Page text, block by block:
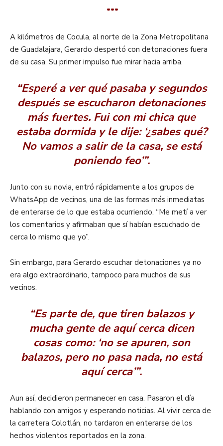
***
A kilómetros de Cocula, al norte de la Zona Metropolitana
de Guadalajara, Gerardo despertó con detonaciones fuera
de su casa. Su primer impulso fue mirar hacia arriba.
“Esperé a ver qué pasaba y segundos
después se escucharon detonaciones
más fuertes. Fui con mi chica que
estaba dormida y le dije: ‘¿sabes qué?
No vamos a salir de la casa, se está
poniendo feo’”.
Junto con su novia, entró rápidamente a los grupos de
WhatsApp de vecinos, una de las formas más inmediatas
de enterarse de lo que estaba ocurriendo. “Me metí a ver
los comentarios y afirmaban que sí habían escuchado de
cerca lo mismo que yo”.
Sin embargo, para Gerardo escuchar detonaciones ya no
era algo extraordinario, tampoco para muchos de sus
vecinos.
“Es parte de, que tiren balazos y
mucha gente de aquí cerca dicen
cosas como: ‘no se apuren, son
balazos, pero no pasa nada, no está
aquí cerca’”.
Aun así, decidieron permanecer en casa. Pasaron el día
hablando con amigos y esperando noticias. Al vivir cerca de
la carretera Colotlán, no tardaron en enterarse de los
hechos violentos reportados en la zona.